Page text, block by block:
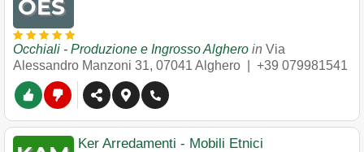
Occhiali - Produzione e Ingrosso Alghero in Via
Alessandro Manzoni 31, 07041 Alghero +39 079981541
Ker Arredamenti - Mobili Etnici